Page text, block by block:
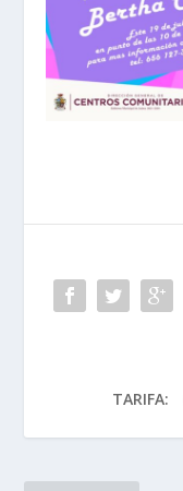
TARIFA: